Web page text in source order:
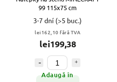
99 115x75 cm
3-7 dní (>5 buc.)
lei162,10 fără TVA
lei199,38
Adaugă în